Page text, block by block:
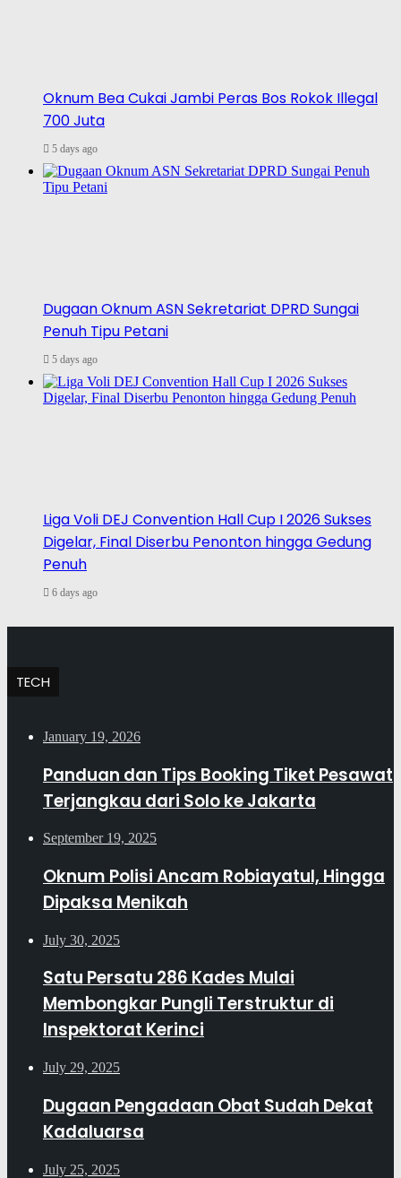
Oknum Bea Cukai Jambi Peras Bos Rokok Illegal
700 Juta
5 days ago
Dugaan Oknum ASN Sekretariat DPRD Sungai
Penuh Tipu Petani
5 days ago
Liga Voli DEJ Convention Hall Cup I 2026 Sukses
Digelar, Final Diserbu Penonton hingga Gedung
Penuh
6 days ago
TECH
January 19, 2026
Panduan dan Tips Booking Tiket Pesawat
Terjangkau dari Solo ke Jakarta
September 19, 2025
Oknum Polisi Ancam Robiayatul, Hingga
Dipaksa Menikah
July 30, 2025
Satu Persatu 286 Kades Mulai
Membongkar Pungli Terstruktur di
Inspektorat Kerinci
July 29, 2025
Dugaan Pengadaan Obat Sudah Dekat
Kadaluarsa
July 25, 2025